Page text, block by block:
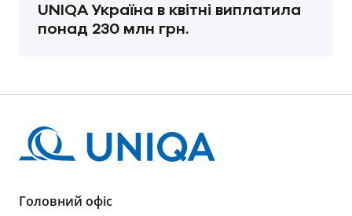
UNIQA Україна в квітні виплатила
понад 230 млн грн.
Головний офіс